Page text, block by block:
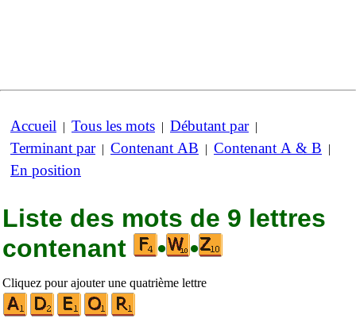
Accueil | Tous les mots | Débutant par|
Terminant par| Contenant AB | Contenant A & B |
En position
Liste des mots de 9 lettres
contenant
• •
Cliquez pour ajouter une quatrième lettre